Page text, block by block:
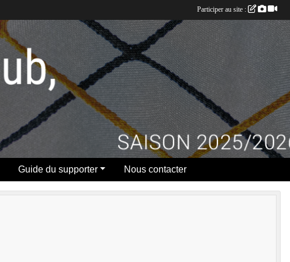
Guide du supporter Nous contacter
Participer au site :